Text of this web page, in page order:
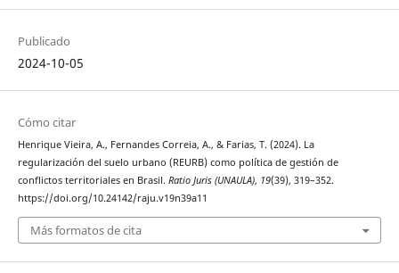
Publicado
2024-10-05
Cómo citar
Henrique Vieira, A., Fernandes Correia, A., & Farias, T. (2024). La
regularización del suelo urbano (REURB) como política de gestión de
conflictos territoriales en Brasil. Ratio Juris (UNAULA), 19(39), 319–352.
https://doi.org/10.24142/raju.v19n39a11
Más formatos de cita